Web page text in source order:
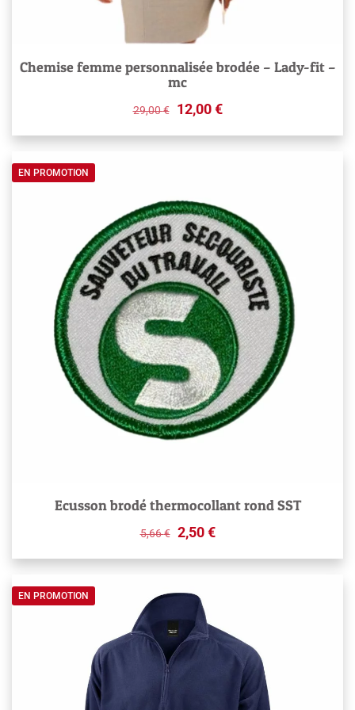
Chemise femme personnalisée brodée – Lady-fit –
mc
29,00€
Original
was:
12,00€Current
is:
EN PROMOTION
Ecusson brodé thermocollant rond SST
5,66€ Original
was:
2,50€Current
is:
EN PROMOTION